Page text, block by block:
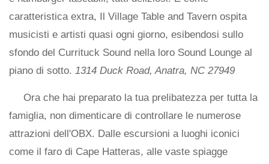
caratteristica extra, Il Village Table and Tavern ospita
musicisti e artisti quasi ogni giorno, esibendosi sullo
sfondo del Currituck Sound nella loro Sound Lounge al
piano di sotto. 1314 Duck Road, Anatra, NC 27949
Ora che hai preparato la tua prelibatezza per tutta la
famiglia, non dimenticare di controllare le numerose
attrazioni dell'OBX. Dalle escursioni a luoghi iconici
come il faro di Cape Hatteras, alle vaste spiagge